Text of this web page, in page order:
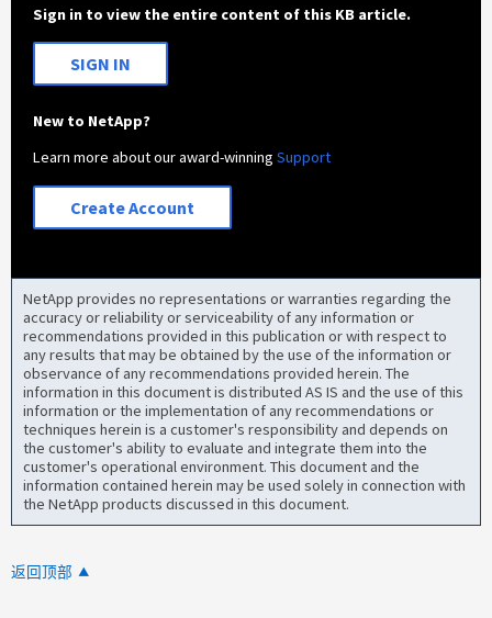
Sign in to view the entire content of this KB article.
SIGN IN
New to NetApp?
Learn more about our award-winningSupport
Create Account
NetApp provides no representations or warranties regarding the
accuracy or reliability or serviceability of any information or
recommendations provided in this publication or with respect to
any results that may be obtained by the use of the information or
observance of any recommendations provided herein. The
information in this document is distributed AS IS and the use of this
information or the implementation of any recommendations or
techniques herein is a customer's responsibility and depends on
the customer's ability to evaluate and integrate them into the
customer's operational environment. This document and the
information contained herein may be used solely in connection with
the NetApp products discussed in this document.
返回顶部